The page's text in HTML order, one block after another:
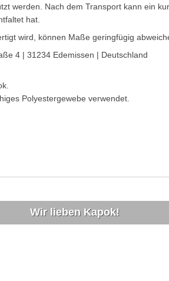
werden. Nach dem Transport kann ein
hat.
wird, können Maße geringfügig
4 | 31234 Edemissen | Deutschland
Polyestergewebe verwendet.
Wir lieben Kapok!